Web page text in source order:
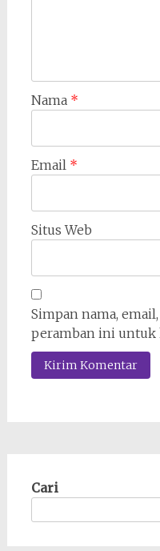
Nama *
Email *
Situs Web
Simpan nama,
peramban ini untuk
Cari